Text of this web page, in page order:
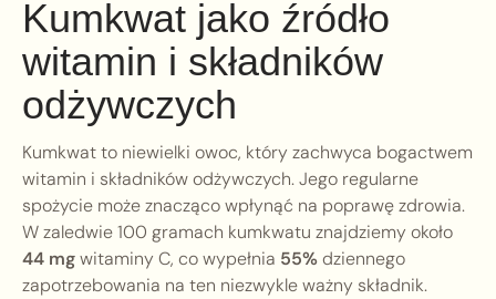
Kumkwat jako źródło
witamin i składników
odżywczych
Kumkwat to niewielki owoc, który zachwyca bogactwem
witamin i składników odżywczych. Jego regularne
spożycie może znacząco wpłynąć na poprawę zdrowia.
W zaledwie 100 gramach kumkwatu znajdziemy około
44 mgwitaminy C, co wypełnia 55%dziennego
zapotrzebowania na ten niezwykle ważny składnik.